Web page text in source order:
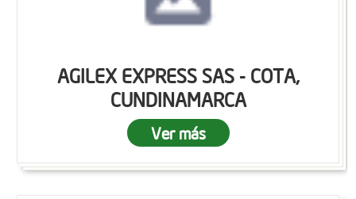
AGILEX EXPRESS SAS - COTA,
CUNDINAMARCA
Ver más